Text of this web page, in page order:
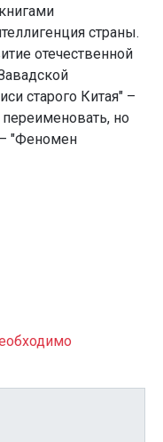
страны.
отечественной
старого Китая" –
но
– "Феномен